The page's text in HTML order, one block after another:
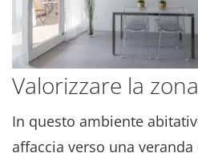
Valorizzare la
In questo ambiente
affaccia verso una veranda